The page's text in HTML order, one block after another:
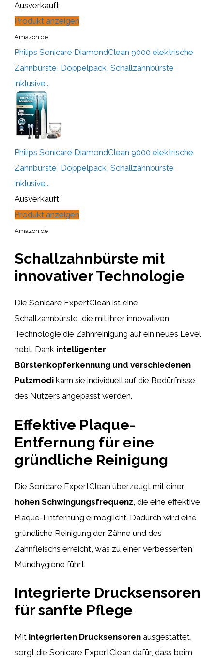
Ausverkauft
Produkt anzeigen
Amazon.de
Philips Sonicare DiamondClean 9000 elektrische
Zahnbürste, Doppelpack, Schallzahnbürste
inklusive...
Philips Sonicare DiamondClean 9000 elektrische
Zahnbürste, Doppelpack, Schallzahnbürste
inklusive...
Ausverkauft
Produkt anzeigen
Amazon.de
Schallzahnbürste mit
innovativer Technologie
Die Sonicare ExpertClean ist eine
Schallzahnbürste, die mit ihrer innovativen
Technologie die Zahnreinigung auf ein neues Level
hebt. Dank intelligenter
Bürstenkopferkennung und verschiedenen
Putzmodi kann sie individuell auf die Bedürfnisse
des Nutzers angepasst werden.
Effektive Plaque-
Entfernung für eine
gründliche Reinigung
Die Sonicare ExpertClean überzeugt mit einer
hohen Schwingungsfrequenz , die eine effektive
Plaque-Entfernung ermöglicht. Dadurch wird eine
gründliche Reinigung der Zähne und des
Zahnfleischs erreicht, was zu einer verbesserten
Mundhygiene führt.
Integrierte Drucksensoren
für sanfte Pflege
Mit integrierten Drucksensoren ausgestattet,
sorgt die Sonicare ExpertClean dafür, dass beim